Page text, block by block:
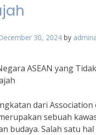
30, 2024 by
ASEAN yang
dari
sebuah
budaya. Salah satu